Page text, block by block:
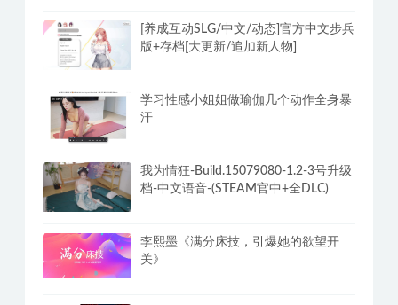
[养成互动SLG/中文/动态]官方中文步兵
版+存档[大更新/追加新人物]
学习性感小姐姐做瑜伽几个动作全身暴
汗
我为情狂-Build.15079080-1.2-3号升级
档-中文语音-(STEAM官中+全DLC)
李熙墨《满分床技，引爆她的欲望开
关》